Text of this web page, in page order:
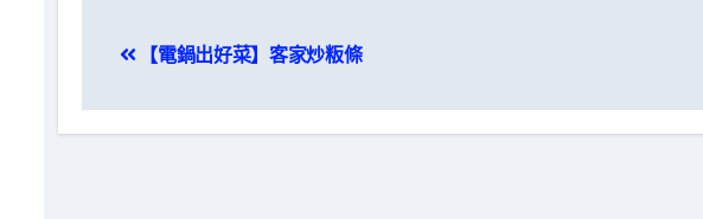
導
【電鍋出好菜】客家炒粄條